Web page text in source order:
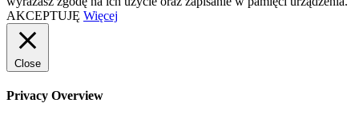
AKCEPTUJĘ Więcej
Close
Privacy Overview